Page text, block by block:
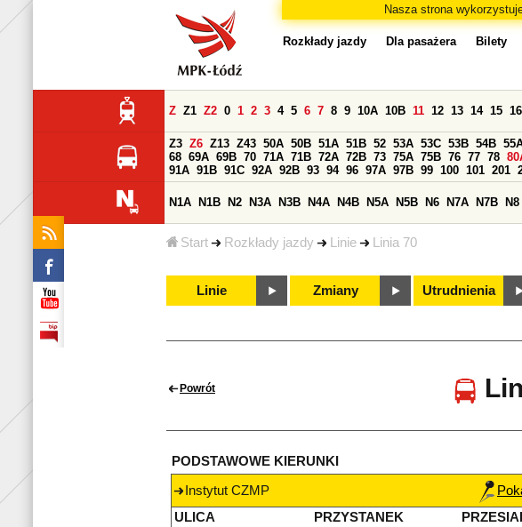
Nasza strona
Start Rozkłady jazdy Linie Linia 70
Rozkłady jazdy Dla pasażera Bilety
Z Z1 Z2 0 1 2 3 4 5 6 7 8 9 10A 10B 11 12 13 14 15 16
Z3 Z6 Z13 Z43 50A 50B 51A 51B 52 53A 53C 53B 54B
68 69A 69B 70 71A 71B 72A 72B 73 75A 75B 76 77 78
91A 91B 91C 92A 92B 93 94 96 97A 97B 99 100 101 201
N1A N1B N2 N3A N3B N4A N4B N5A N5B N6 N7A N7B N8
Linie Zmiany Utrudnienia
Powrót
PODSTAWOWE KIERUNKI
Instytut CZMP
ULICA
PRZYSTANEK